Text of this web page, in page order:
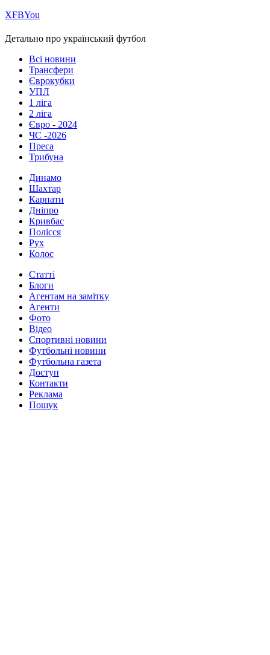
ХFBYou
Детально про український футбол
Всі новини
Трансфери
Єврокубки
УПЛ
1 ліга
2 ліга
Євро - 2024
ЧС -2026
Преса
Трибуна
Динамо
Шахтар
Карпати
Дніпро
Кривбас
Полісся
Рух
Колос
Статті
Блоги
Агентам на замітку
Агенти
Фото
Відео
Спортивні новини
Футбольні новини
Футбольна газета
Доступ
Контакти
Реклама
Пошук